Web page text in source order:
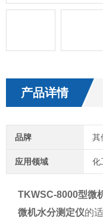
产品详情
品牌 其
应用领域 化
TKWSC-8000型微
微机水分测定仪的